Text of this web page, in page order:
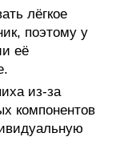
лёгкое
поэтому у
её
из-за
компонентов